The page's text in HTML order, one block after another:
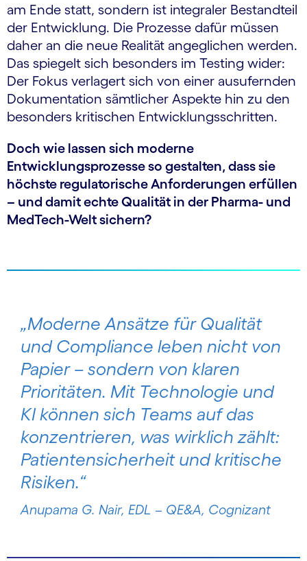
am Ende statt, sondern ist integraler Bestandteil
der Entwicklung. Die Prozesse dafür müssen
daher an die neue Realität angeglichen werden.
Das spiegelt sich besonders im Testing wider:
Der Fokus verlagert sich von einer ausufernden
Dokumentation sämtlicher Aspekte hin zu den
besonders kritischen Entwicklungsschritten.
Doch wie lassen sich moderne
Entwicklungsprozesse so gestalten, dass sie
höchste regulatorische Anforderungen erfüllen
– und damit echte Qualität in der Pharma- und
MedTech-Welt sichern?
„Moderne Ansätze für Qualität
und Compliance leben nicht von
Papier – sondern von klaren
Prioritäten. Mit Technologie und
KI können sich Teams auf das
konzentrieren, was wirklich zählt:
Patientensicherheit und kritische
Risiken.“
Anupama G. Nair, EDL – QE&A, Cognizant